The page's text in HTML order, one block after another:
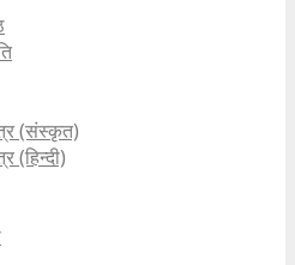
(संस्कृत)
(हिन्दी)